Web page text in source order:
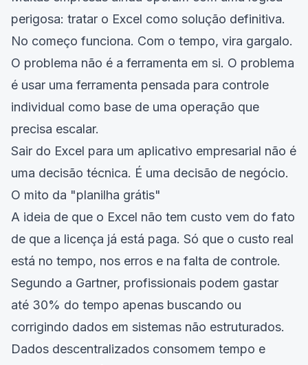
perigosa: tratar o Excel como solução definitiva.
No começo funciona. Com o tempo, vira gargalo.
O problema não é a ferramenta em si. O problema
é usar uma ferramenta pensada para controle
individual como base de uma operação que
precisa escalar.
Sair do Excel para um aplicativo empresarial não é
uma decisão técnica. É uma decisão de negócio.
O mito da "planilha grátis"
A ideia de que o Excel não tem custo vem do fato
de que a licença já está paga. Só que o custo real
está no tempo, nos erros e na falta de controle.
Segundo a Gartner, profissionais podem gastar
até 30% do tempo apenas buscando ou
corrigindo dados em sistemas não estruturados.
Dados descentralizados consomem tempo e